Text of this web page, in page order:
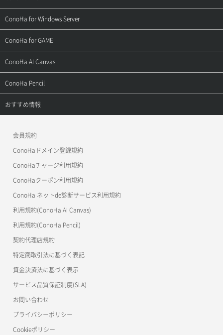
用語集
お問い合わせ
ご利用ガイド
お乗り換えガイド
よくある質問
サポートトップ
ご利用ガイド
APIドキュメントVPS2.0
APIドキュメントVPS3.0
ConoHa for Windows Server
サポートトップ
ご利用ガイド
APIドキュメントVPS2.0
APIドキュメントVPS3.0
ConoHa for GAME
サポートトップ
ご利用ガイド
ConoHa AI Canvas
サポートトップ
ご利用ガイド
ConoHa Pencil
サポートトップ
おすすめ情報
美雲このは徹底ガイド
会員規約
ConoHaドメイン登録規約
ConoHaチャージ利用規約
ConoHaクーポン利用規約
ConoHa ネットde診断サービス利用規約
利用規約(ConoHa AI Canvas)
利用規約(ConoHa Pencil)
契約代理店規約
特定商取引法に基づく表記
資金決済法に基づく表示
サービス品質保証制度(SLA)
お問い合わせ
プライバシーポリシー
Cookieポリシー